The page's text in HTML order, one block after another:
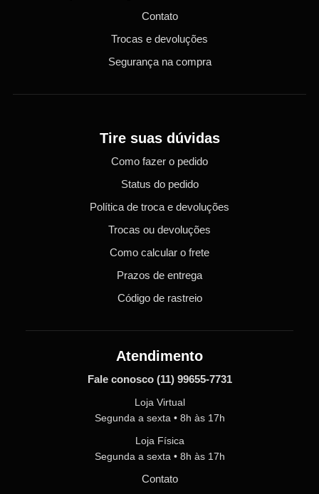
Contato
Trocas e devoluções
Segurança na compra
Tire suas dúvidas
Como fazer o pedido
Status do pedido
Política de troca e devoluções
Trocas ou devoluções
Como calcular o frete
Prazos de entrega
Código de rastreio
Atendimento
Fale conosco (11) 99655-7731
Loja Virtual
Segunda a sexta • 8h às 17h
Loja Física
Segunda a sexta • 8h às 17h
Contato